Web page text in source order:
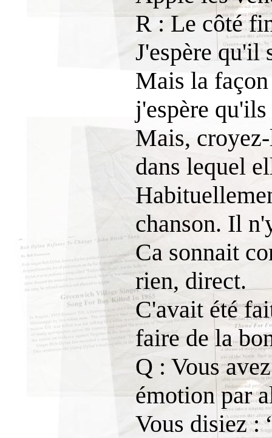
R : Le côté
J'espère qu'il
Mais la façon
j'espère
Mais,
dans lequel
chanson. Il
Ca sonnait
rien, direct.
C'avait été
faire de la
Q : Vous
émotion par
Vous disiez :